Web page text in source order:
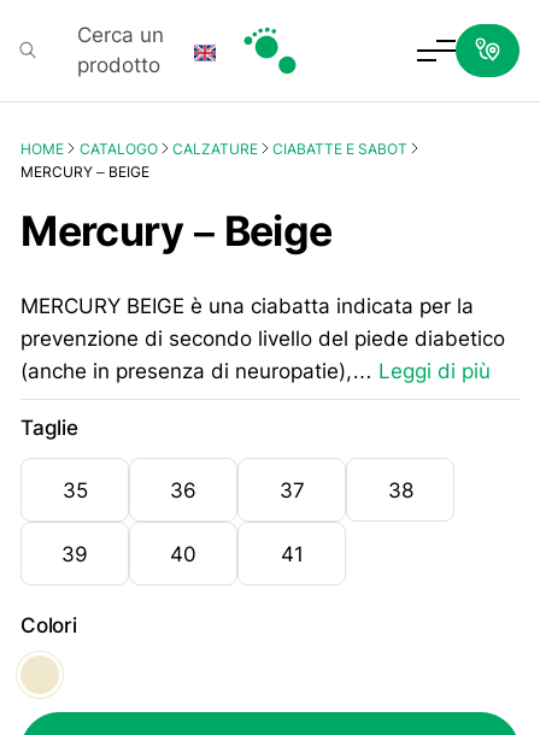
Cerca un
prodotto
HOME CATALOGO CALZATURE
CIABATTE E SABOT
MERCURY – BEIGE
Mercury – Beige
MERCURY BEIGE è una ciabatta indicata per la
prevenzione di secondo livello del piede diabetico
(anche in presenza di neuropatie),… Leggi di più
Taglie
35 36 37 38
39 40 41
Colori
Beige